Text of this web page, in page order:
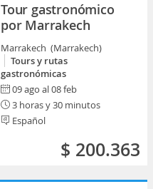
Tour gastronómico
por Marrakech
Marrakech (Marrakech)
Tours y rutas
gastronómicas
09 ago al 08 feb
3 horas y 30 minutos
Español
$ 200.363